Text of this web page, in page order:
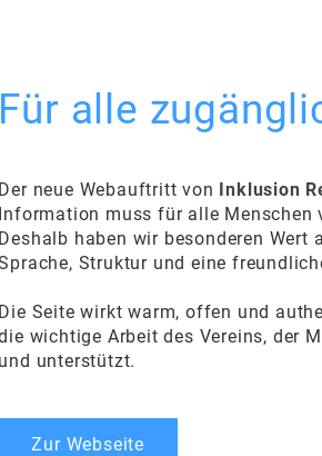
Für alle
Der neue Webauftritt von Inklusion
Information muss für alle Menschen
Deshalb haben wir besonderen Wert
Struktur und eine
Die Seite wirkt warm, offen und
wichtige Arbeit des Vereins, der
und unterstützt.
Zur Webseite